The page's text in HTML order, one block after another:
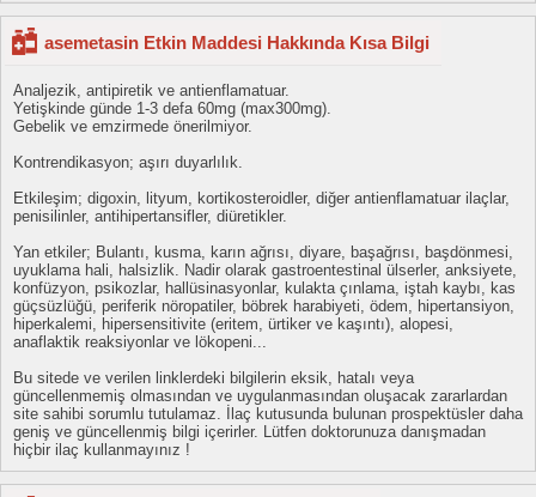
asemetasin Etkin Maddesi Hakkında Kısa Bilgi
Analjezik, antipiretik ve antienflamatuar.
Yetişkinde günde 1-3 defa 60mg (max300mg).
Gebelik ve emzirmede önerilmiyor.
Kontrendikasyon; aşırı duyarlılık.
Etkileşim; digoxin, lityum, kortikosteroidler, diğer antienflamatuar ilaçlar,
penisilinler, antihipertansifler, diüretikler.
Yan etkiler; Bulantı, kusma, karın ağrısı, diyare, başağrısı, başdönmesi,
uyuklama hali, halsizlik. Nadir olarak gastroentestinal ülserler, anksiyete,
konfüzyon, psikozlar, hallüsinasyonlar, kulakta çınlama, iştah kaybı, kas
güçsüzlüğü, periferik nöropatiler, böbrek harabiyeti, ödem, hipertansiyon,
hiperkalemi, hipersensitivite (eritem, ürtiker ve kaşıntı), alopesi,
anaflaktik reaksiyonlar ve lökopeni...
Bu sitede ve verilen linklerdeki bilgilerin eksik, hatalı veya
güncellenmemiş olmasından ve uygulanmasından oluşacak zararlardan
site sahibi sorumlu tutulamaz. İlaç kutusunda bulunan prospektüsler daha
geniş ve güncellenmiş bilgi içerirler. Lütfen doktorunuza danışmadan
hiçbir ilaç kullanmayınız !